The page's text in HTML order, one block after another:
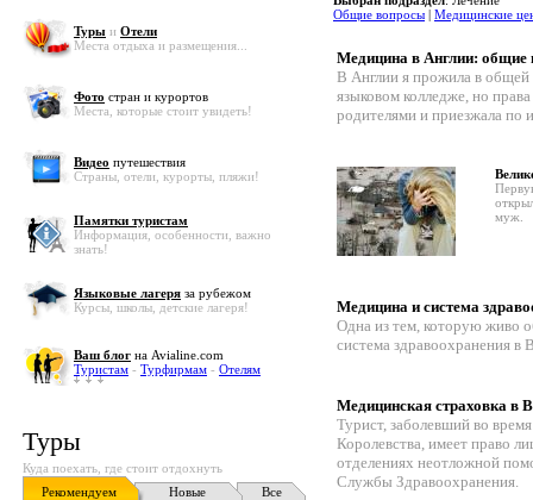
Туры и Отели
Места отдыха и размещения...
Фото стран и курортов
Места, которые стоит увидеть!
Видео путешествия
Страны, отели, курорты, пляжи!
Памятки туристам
Информация, особенности, важно
знать!
Языковые лагеря за рубежом
Курсы, школы, детские лагеря!
Ваш блог на Avialine.com
Туристам - Турфирмам - Отелям
Туры
Куда поехать, где стоит отдохнуть
Рекомендуем
Новые Все
Общие вопросы | Медицинские
Медицина в Англии: общие
В Англии я прожила в общей
языковом колледже, но
родителями и приезжала по
муж.
Медицина и система
Одна из тем, которую живо
система здравоохранения в
Медицинская страховка в
Турист, заболевший во
Королевства, имеет право
отделениях неотложной
Службы Здравоохранения.